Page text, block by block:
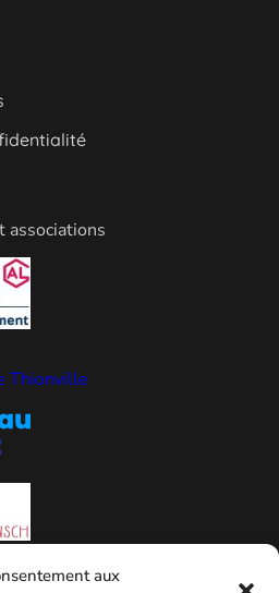
aux
associations
Thionville